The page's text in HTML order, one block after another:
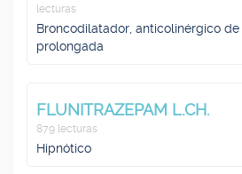
lecturas
Broncodilatador, anticolinérgico
prolongada
FLUNITRAZEPAM L.CH.
879 lecturas
Hipnótico